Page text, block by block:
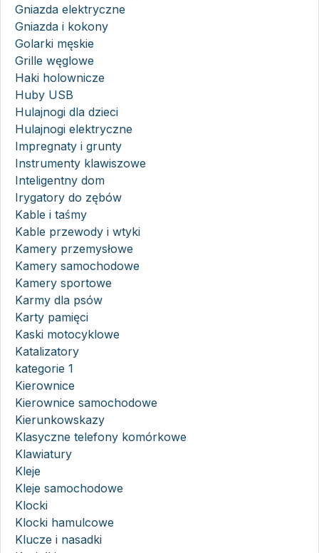
Gniazda elektryczne
Gniazda i kokony
Golarki męskie
Grille węglowe
Haki holownicze
Huby USB
Hulajnogi dla dzieci
Hulajnogi elektryczne
Impregnaty i grunty
Instrumenty klawiszowe
Inteligentny dom
Irygatory do zębów
Kable i taśmy
Kable przewody i wtyki
Kamery przemysłowe
Kamery samochodowe
Kamery sportowe
Karmy dla psów
Karty pamięci
Kaski motocyklowe
Katalizatory
kategorie 1
Kierownice
Kierownice samochodowe
Kierunkowskazy
Klasyczne telefony komórkowe
Klawiatury
Kleje
Kleje samochodowe
Klocki
Klocki hamulcowe
Klucze i nasadki